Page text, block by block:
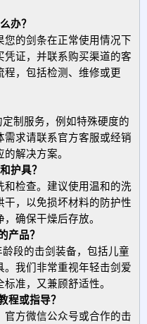
办？
的剑条在正常使用情况下
证，并联系购买渠道的客
，包括检测、维修或更
制服务，例如特殊硬度的
求请联系官方客服或经销
解决方案。
护具？
检查。建议使用温和的洗
，以免损坏材料的防护性
确保干燥后存放。
产品？
段的击剑装备，包括儿童
我们非常重视年轻击剑爱
准，又兼顾舒适性。
程或指导？
方微信公众号或合作的击